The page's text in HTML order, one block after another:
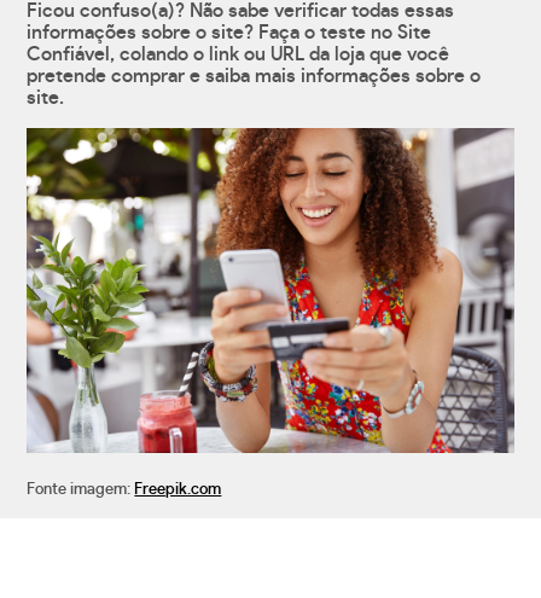
Ficou confuso(a)? Não sabe verificar todas essas
informações sobre o site? Faça o teste no Site
Confiável, colando o link ou URL da loja que você
pretende comprar e saiba mais informações sobre o
site.
Fonte imagem: Freepik.com